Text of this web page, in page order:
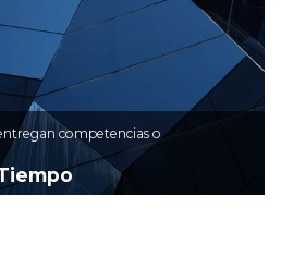
competencias o